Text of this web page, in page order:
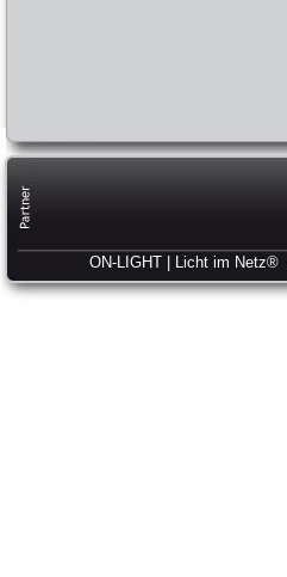
ON-LIGHT | Licht im Netz®